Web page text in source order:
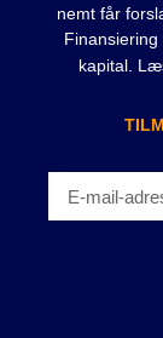
nemt får
kapital.